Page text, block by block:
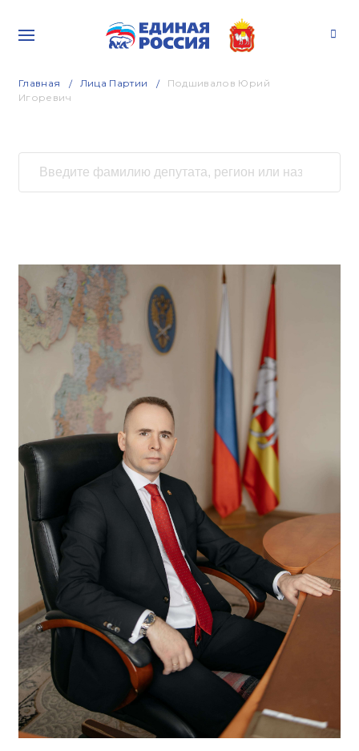
Главная Лица Партии
Подшивалов Юрий
Игоревич